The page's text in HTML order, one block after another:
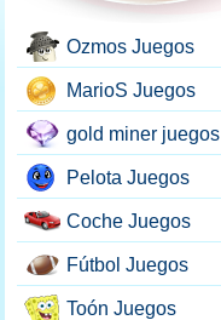
Ozmos Juegos
MarioS Juegos
gold miner juegos
Pelota Juegos
Coche Juegos
Fútbol Juegos
Toón Juegos